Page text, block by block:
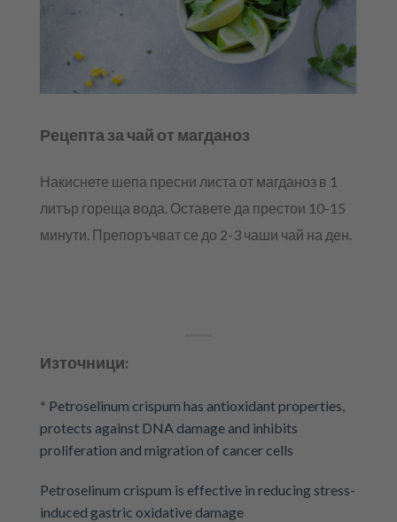
Рецепта за чай от магданоз
Накиснете шепа пресни листа от магданоз в 1
литър гореща вода. Оставете да престои 10-15
минути. Препоръчват се до 2-3 чаши чай на ден.
Източници:
* Petroselinum crispum has antioxidant properties,
protects against DNA damage and inhibits
proliferation and migration of cancer cells
Petroselinum crispum is effective in reducing stress-
induced gastric oxidative damage